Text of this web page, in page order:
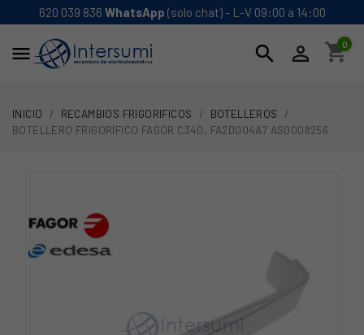
620 039 836 WhatsApp (solo chat) - L-V 09:00 a 14:00
 search  shopping_cart
0
INICIO RECAMBIOS FRIGORIFICOS
BOTELLEROS
BOTELLERO FRIGORÍFICO FAGOR C340, FA2D004A7 AS0008256